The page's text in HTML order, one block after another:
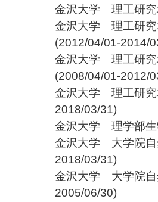
金沢大学 理工研
金沢大学 理工研
(2012/04/01-2014/
金沢大学 理工研
(2008/04/01-2012/
金沢大学 理工研
2018/03/31)
金沢大学 理学部
金沢大学 大学院
2018/03/31)
金沢大学 大学院
2005/06/30)